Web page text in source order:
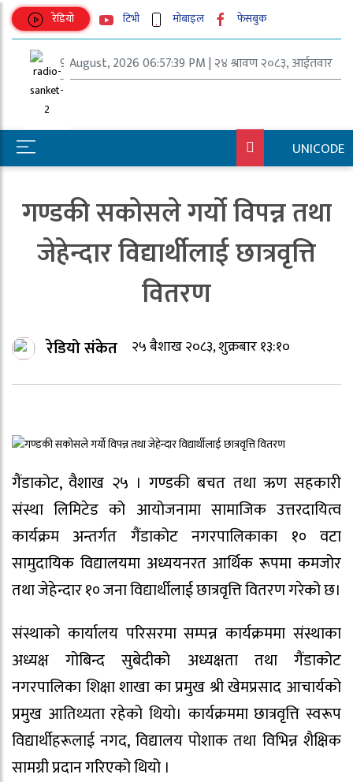
रेडियो टिभी मोबाइल फेसबुक
9 August, 2026 06:57:39 PM | २४ श्रावण २०८३, आईतवार
UNICODE
गण्डकी सकोसले गर्यो विपन्न तथा
जेहेन्दार विद्यार्थीलाई छात्रवृत्ति
वितरण
रेडियो संकेत २५ बैशाख २०८३, शुक्रबार १३:१०
गैंडाकोट, वैशाख २५ । गण्डकी बचत तथा ऋण सहकारी
संस्था लिमिटेड को आयोजनामा सामाजिक उत्तरदायित्व
कार्यक्रम अन्तर्गत गैंडाकोट नगरपालिकाका १० वटा
सामुदायिक विद्यालयमा अध्ययनरत आर्थिक रूपमा कमजोर
तथा जेहेन्दार १० जना विद्यार्थीलाई छात्रवृत्ति वितरण गरेको छ।
संस्थाको कार्यालय परिसरमा सम्पन्न कार्यक्रममा संस्थाका
अध्यक्ष गोबिन्द सुबेदीको अध्यक्षता तथा गैंडाकोट
नगरपालिका शिक्षा शाखा का प्रमुख श्री खेमप्रसाद आचार्यको
प्रमुख आतिथ्यता रहेको थियो। कार्यक्रममा छात्रवृत्ति स्वरूप
विद्यार्थीहरूलाई नगद, विद्यालय पोशाक तथा विभिन्न शैक्षिक
सामग्री प्रदान गरिएको थियो ।